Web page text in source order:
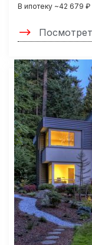
В ипотеку ~42 679